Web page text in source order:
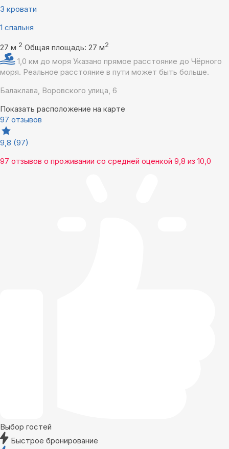
3 кровати
1 спальня
27 м 2 Общая площадь: 27 м2
1,0 км до моря Указано прямое расстояние до Чёрного
моря. Реальное расстояние в пути может быть больше.
Балаклава, Воровского улица, 6
Показать расположение на карте
97 отзывов
9,8 (97)
97 отзывов о проживании со средней оценкой 9,8 из 10,0
Выбор гостей
Быстрое бронирование